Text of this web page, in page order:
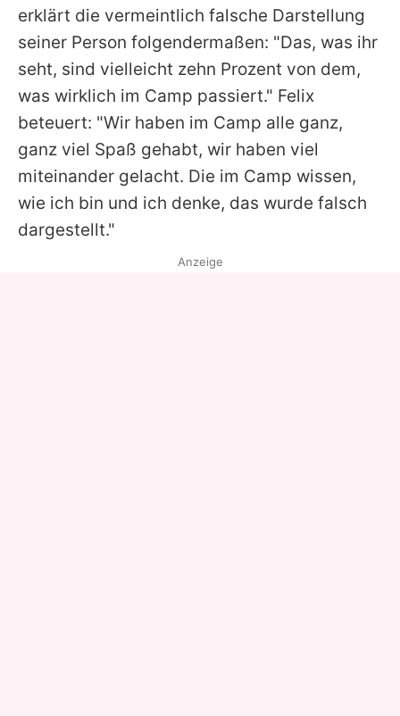
erklärt die vermeintlich falsche Darstellung
seiner Person folgendermaßen: "Das, was ihr
seht, sind vielleicht zehn Prozent von dem,
was wirklich im Camp passiert." Felix
beteuert: "Wir haben im Camp alle ganz,
ganz viel Spaß gehabt, wir haben viel
miteinander gelacht. Die im Camp wissen,
wie ich bin und ich denke, das wurde falsch
dargestellt."
Anzeige